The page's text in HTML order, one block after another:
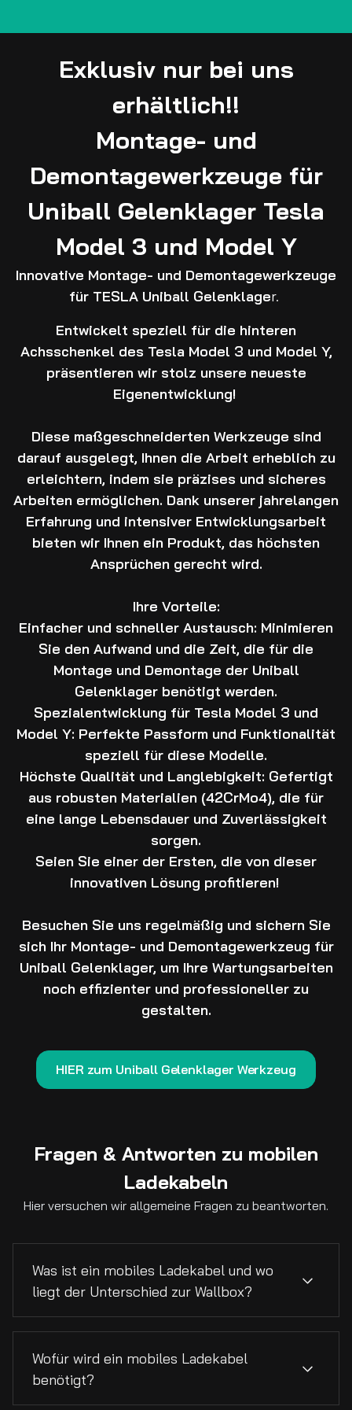
Exklusiv nur bei uns
erhältlich!!
Montage- und
Demontagewerkzeuge für
Uniball Gelenklager Tesla
Model 3 und Model Y
Innovative Montage- und Demontagewerkzeuge
für TESLA Uniball Gelenklager.
Entwickelt speziell für die hinteren
Achsschenkel des Tesla Model 3 und Model Y,
präsentieren wir stolz unsere neueste
Eigenentwicklung!
Diese maßgeschneiderten Werkzeuge sind
darauf ausgelegt, Ihnen die Arbeit erheblich zu
erleichtern, indem sie präzises und sicheres
Arbeiten ermöglichen. Dank unserer jahrelangen
Erfahrung und intensiver Entwicklungsarbeit
bieten wir Ihnen ein Produkt, das höchsten
Ansprüchen gerecht wird.
Ihre Vorteile:
Einfacher und schneller Austausch: Minimieren
Sie den Aufwand und die Zeit, die für die
Montage und Demontage der Uniball
Gelenklager benötigt werden.
Spezialentwicklung für Tesla Model 3 und
Model Y: Perfekte Passform und Funktionalität
speziell für diese Modelle.
Höchste Qualität und Langlebigkeit: Gefertigt
aus robusten Materialien (42CrMo4), die für
eine lange Lebensdauer und Zuverlässigkeit
sorgen.
Seien Sie einer der Ersten, die von dieser
innovativen Lösung profitieren!
Besuchen Sie uns regelmäßig und sichern Sie
sich Ihr Montage- und Demontagewerkzeug für
Uniball Gelenklager, um Ihre Wartungsarbeiten
noch effizienter und professioneller zu
gestalten.
HIER zum Uniball Gelenklager Werkzeug
Fragen & Antworten zu mobilen
Ladekabeln
Hier versuchen wir allgemeine Fragen zu beantworten.
Was ist ein mobiles Ladekabel und wo
liegt der Unterschied zur Wallbox?
eine Art Verlängerungskabel vom Elektroauto
zur Stromsteckdose. Der Stecker zum
Wofür wird ein mobiles Ladekabel
benötigt?